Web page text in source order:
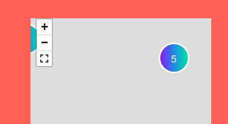
5
+
−